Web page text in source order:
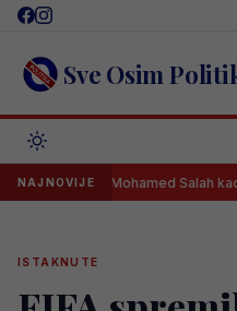
Skip
content Sve Osim
NAJNOVIJE
Mohamed Salah kao kralj
ISTAKNUTE